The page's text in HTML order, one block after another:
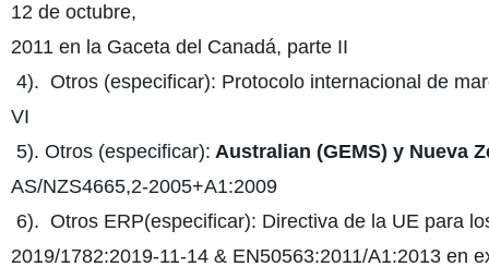
12 de octubre,
2011 en la Gaceta del Canadá, parte II
4). Otros (especificar): Protocolo internacional de
VI
5). Otros (especificar): Australian (GEMS) y Nueva
AS/NZS4665,2-2005+A1:2009
6). Otros ERP(especificar): Directiva de la UE para
2019/1782:2019-11-14 & EN50563:2011/A1:2013 en